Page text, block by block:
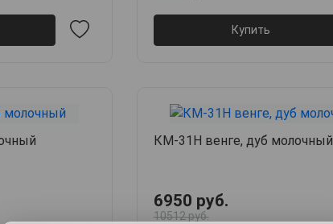
Купить
КМ-31Н венге, дуб молочный
6950 руб.
10512 руб.